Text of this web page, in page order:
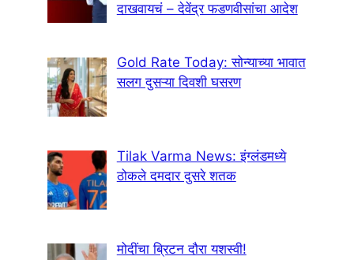
दाखवायचं – देवेंद्र फडणवीसांचा आदेश
Gold Rate Today: सोन्याच्या भावात
सलग दुसऱ्या दिवशी घसरण
Tilak Varma News: इंग्लंडमध्ये
ठोकले दमदार दुसरे शतक
मोदींचा ब्रिटन दौरा यशस्वी!